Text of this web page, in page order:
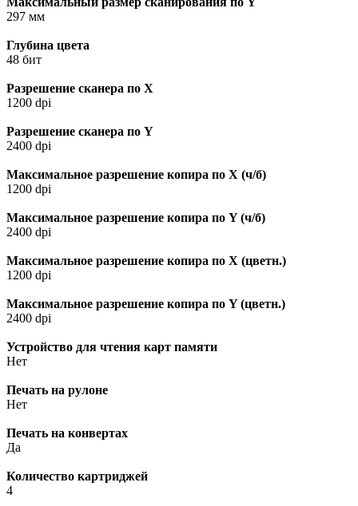
297 мм
Глубина цвета
48 бит
Разрешение сканера по Х
1200 dpi
Разрешение сканера по Y
2400 dpi
Максимальное разрешение копира по X (ч/б)
1200 dpi
Максимальное разрешение копира по Y (ч/б)
2400 dpi
Максимальное разрешение копира по X (цветн.)
1200 dpi
Максимальное разрешение копира по Y (цветн.)
2400 dpi
Устройство для чтения карт памяти
Нет
Печать на рулоне
Нет
Печать на конвертах
Да
Количество картриджей
4